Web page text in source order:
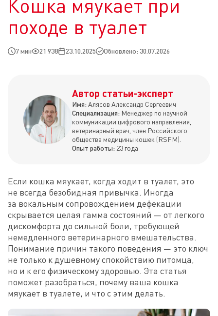
Кошка мяукает при
походе в туалет
7 мин 21 938 23.10.2025 Обновлено: 30.07.2026
Автор статьи-эксперт
Имя: Алясов Александр Сергеевич
Специализация: Менеджер по научной
коммуникации цифрового направления,
ветеринарный врач, член Российского
общества медицины кошек (RSFM).
Опыт работы: 23 года
Если кошка мяукает, когда ходит в туалет, это
не всегда безобидная привычка. Иногда
за вокальным сопровождением дефекации
скрывается целая гамма состояний — от легкого
дискомфорта до сильной боли, требующей
немедленного ветеринарного вмешательства.
Понимание причин такого поведения — это ключ
не только к душевному спокойствию питомца,
но и к его физическому здоровью. Эта статья
поможет разобраться, почему ваша кошка
мяукает в туалете, и что с этим делать.